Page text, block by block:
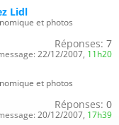
Lidl
et photos
Réponses: 7
22/12/2007, 11h20
et photos
Réponses: 0
20/12/2007, 17h39